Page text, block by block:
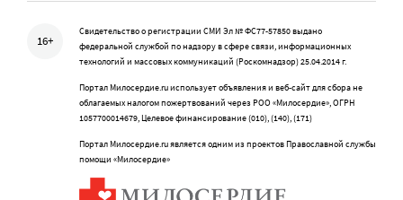
16+
Свидетельство о регистрации СМИ Эл № ФС77-57850 выдано
федеральной службой по надзору в сфере связи, информационных
технологий и массовых коммуникаций (Роскомнадзор) 25.04.2014 г.
Портал Милосердие.ru использует объявления и веб-сайт для сбора не
облагаемых налогом пожертвований через РОО «Милосердие», ОГРН
1057700014679, Целевое финансирование (010), (140), (171)
Портал Милосердие.ru является одним из проектов Православной службы
помощи «Милосердие»